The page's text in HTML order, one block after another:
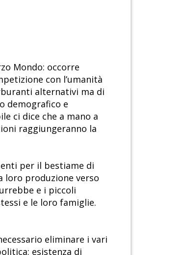
Mondo: occorre
con l’umanità
alternativi ma di
demografico e
ci dice che a mano a
raggiungeranno la
per il bestiame di
loro produzione verso
e i piccoli
e le loro famiglie.
eliminare i vari
esistenza di